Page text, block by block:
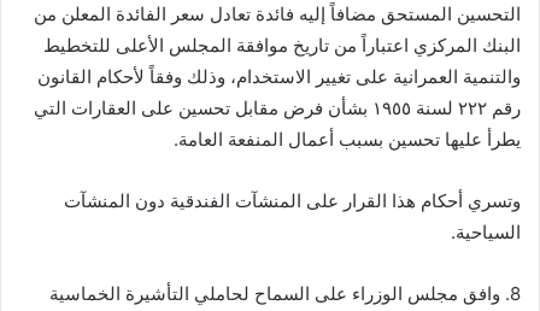
التحسين المستحق مضافاً إليه فائدة تعادل سعر الفائدة المعلن من
البنك المركزي اعتباراً من تاريخ موافقة المجلس الأعلى للتخطيط
والتنمية العمرانية على تغيير الاستخدام، وذلك وفقاً لأحكام القانون
رقم ٢٢٢ لسنة ١٩٥٥ بشأن فرض مقابل تحسين على العقارات التي
يطرأ عليها تحسين بسبب أعمال المنفعة العامة.
وتسري أحكام هذا القرار على المنشآت الفندقية دون المنشآت
السياحية.
8. وافق مجلس الوزراء على السماح لحاملي التأشيرة الخماسية